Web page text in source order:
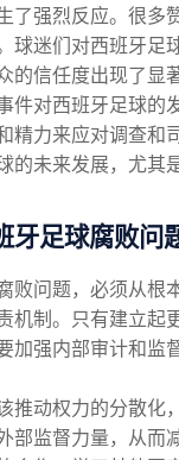
了强烈反应。很多
球迷们对西班牙足
的信任度出现了显
件对西班牙足球的
精力来应对调查和
的未来发展，尤其
牙足球腐败问
败问题，必须从根
机制。只有建立起
加强内部审计和监
推动权力的分散化
部监督力量，从而